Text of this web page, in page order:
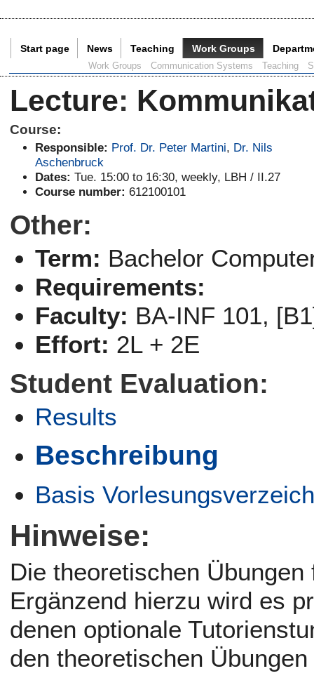
Start page News Teaching Work Groups
Work Groups Communication Systems Teaching
Lecture:
Course:
Responsible: Prof. Dr. Peter Martini, Dr. Nils
Aschenbruck
Dates: Tue. 15:00 to 16:30, weekly, LBH / II.27
Course number: 612100101
Other:
Term: Bachelor
Requirements:
Faculty: BA-INF 101,
Effort: 2L + 2E
Student Evaluation:
Results
Beschreibung
Basis
Hinweise:
Die theoretischen
Ergänzend hierzu wird es
denen optionale
den theoretischen